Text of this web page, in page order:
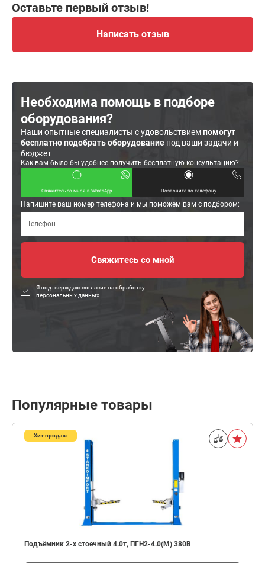
Оставьте первый отзыв!
Написать отзыв
Необходима помощь в подборе
оборудования?
Наши опытные специалисты с удовольствиемпомогут
бесплатно подобрать оборудование под ваши задачи и
бюджет
Как вам было бы удобнее получить бесплатную консультацию?
Свяжитесь со мной в WhatsApp Позвоните по телефону
Напишите ваш номер телефона и мы поможем вам с подбором:
Я подтверждаю согласие на обработку
персональных данных
Популярные товары
Хит продаж
Подъёмник 2-х стоечный 4.0т, ПГН2-4.0(М) 380В